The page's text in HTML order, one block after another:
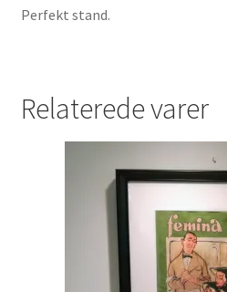
Perfekt stand.
Relaterede varer